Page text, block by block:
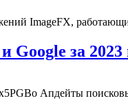
ImageFX,
Google за 2023
Апдейты